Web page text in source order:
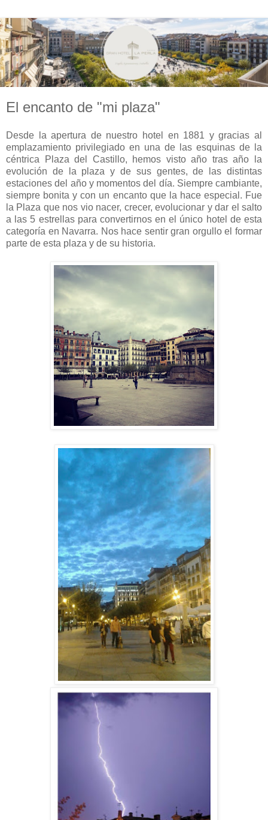
El encanto de "mi plaza"
Desde la apertura de nuestro hotel en 1881 y gracias al
emplazamiento privilegiado en una de las esquinas de la
céntrica Plaza del Castillo, hemos visto año tras año la
evolución de la plaza y de sus gentes, de las distintas
estaciones del año y momentos del día. Siempre cambiante,
siempre bonita y con un encanto que la hace especial. Fue
la Plaza que nos vio nacer, crecer, evolucionar y dar el salto
a las 5 estrellas para convertirnos en el único hotel de esta
categoría en Navarra. Nos hace sentir gran orgullo el formar
parte de esta plaza y de su historia.